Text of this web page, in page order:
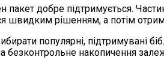
добре підтримується.
швидким рішенням, а потім
популярні, підтримувані
безконтрольне накопичення